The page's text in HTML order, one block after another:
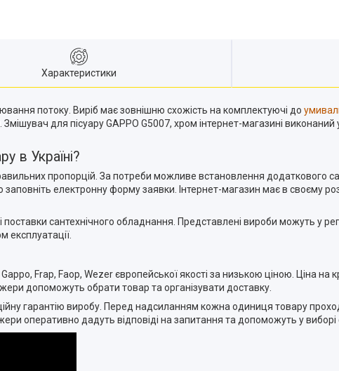
Характеристики
потоку. Виріб має зовнішню схожість на комплектуючі до
для пісуару GAPPO G5007, хром інтернет-магазині
в Україні?
пропорцій. За потреби можливе встановлення додаткового
електронну форму заявки. Інтернет-магазин має в своєму
сантехнічного обладнання. Представлені вироби можуть у
експлуатації.
Frap, Faop, Wezer європейської якості за низькою ціною. Ціна на
допоможуть обрати товар та організувати доставку.
гарантію виробу. Перед надсиланням кожна одиниця товару
оперативно дадуть відповіді на запитання та допоможуть у виборі